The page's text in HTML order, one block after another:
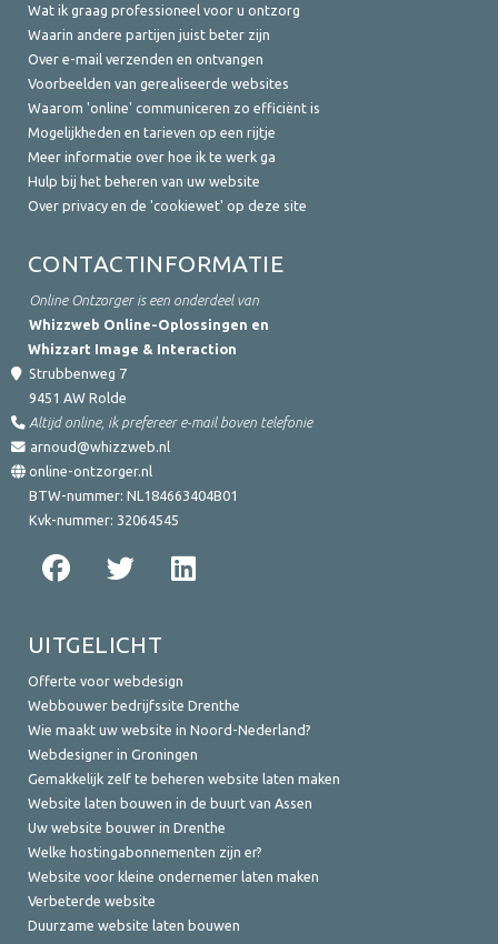
Wat ik graag professioneel voor u ontzorg
Waarin andere partijen juist beter zijn
Over e-mail verzenden en ontvangen
Voorbeelden van gerealiseerde websites
Waarom 'online' communiceren zo efficiënt is
Mogelijkheden en tarieven op een rijtje
Meer informatie over hoe ik te werk ga
Hulp bij het beheren van uw website
Over privacy en de 'cookiewet' op deze site
CONTACTINFORMATIE
Online Ontzorger is een onderdeel van
Whizzweb Online-Oplossingen en
Whizzart Image & Interaction
Strubbenweg 7
9451 AW Rolde
Altijd online, ik prefereer e-mail boven telefonie
arnoud@whizzweb.nl
online-ontzorger.nl
BTW-nummer: NL184663404B01
Kvk-nummer: 32064545
UITGELICHT
Offerte voor webdesign
Webbouwer bedrijfssite Drenthe
Wie maakt uw website in Noord-Nederland?
Webdesigner in Groningen
Gemakkelijk zelf te beheren website laten maken
Website laten bouwen in de buurt van Assen
Uw website bouwer in Drenthe
Welke hostingabonnementen zijn er?
Website voor kleine ondernemer laten maken
Verbeterde website
Duurzame website laten bouwen